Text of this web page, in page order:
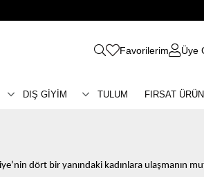
Favorilerim Üye
DIŞ GİYİM TULUM FIRSAT
dört bir yanındaki kadınlara ulaşmanın